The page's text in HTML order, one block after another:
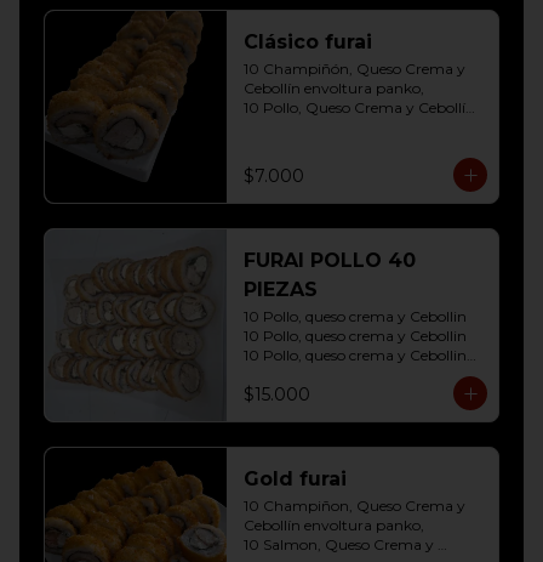
Clásico furai
10 Champiñón, Queso Crema y
Cebollín envoltura panko,
10 Pollo, Queso Crema y Cebollín
$7.000
FURAI POLLO 40
PIEZAS
10 Pollo, queso crema y Cebollin
10 Pollo, queso crema y Cebollin
10 Pollo, queso crema y Cebollin
10 Pollo, queso crema y Cebollin
$15.000
Gold furai
10 Champiñon, Queso Crema y
Cebollín envoltura panko,
10 Salmon, Queso Crema y